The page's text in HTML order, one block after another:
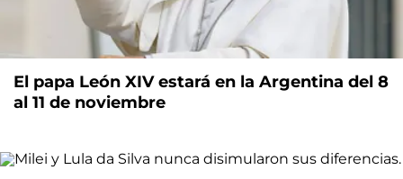
El papa León XIV estará en la Argentina del 8
al 11 de noviembre